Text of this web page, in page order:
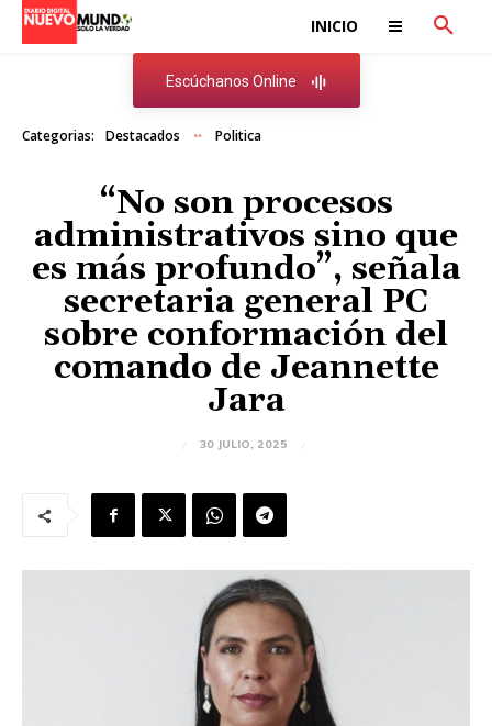
INICIO
Escúchanos Online
Categorias: Destacados Politica
“No son procesos
administrativos sino que
es más profundo”, señala
secretaria general PC
sobre conformación del
comando de Jeannette
Jara
30 JULIO, 2025